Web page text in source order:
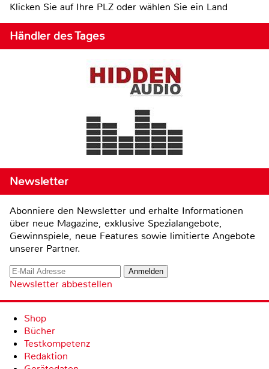
Klicken Sie auf Ihre PLZ oder wählen Sie ein Land
Händler des Tages
Newsletter
Abonniere den Newsletter und erhalte Informationen
über neue Magazine, exklusive Spezialangebote,
Gewinnspiele, neue Features sowie limitierte Angebote
unserer Partner.
Newsletter abbestellen
Shop
Bücher
Testkompetenz
Redaktion